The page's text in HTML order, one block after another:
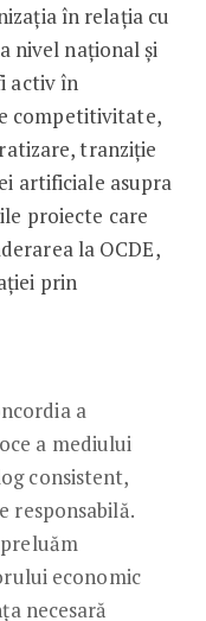
în relația cu
nivel național și
activ în
competitivitate,
tranziție
artificiale asupra
proiecte care
la OCDE,
prin
a
a mediului
consistent,
responsabilă.
economic
necesară